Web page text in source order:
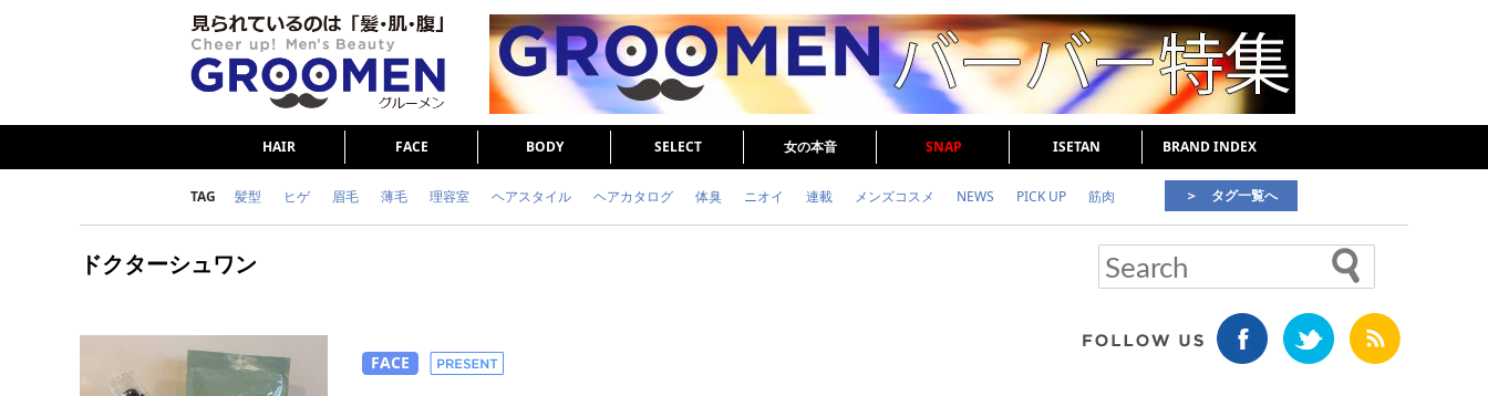
HAIR FACE BODY SELECT 女の本音 SNAP ISETAN BRAND INDEX
TAG 髪型 ヒゲ 眉毛 薄毛 理容室 ヘアスタイル ヘアカタログ 体臭 ニオイ 連載 メンズコスメ NEWS PICK UP 筋肉
女の本音 頭皮ケア
＞ タグ一覧へ
ドクターシュワン
FACE